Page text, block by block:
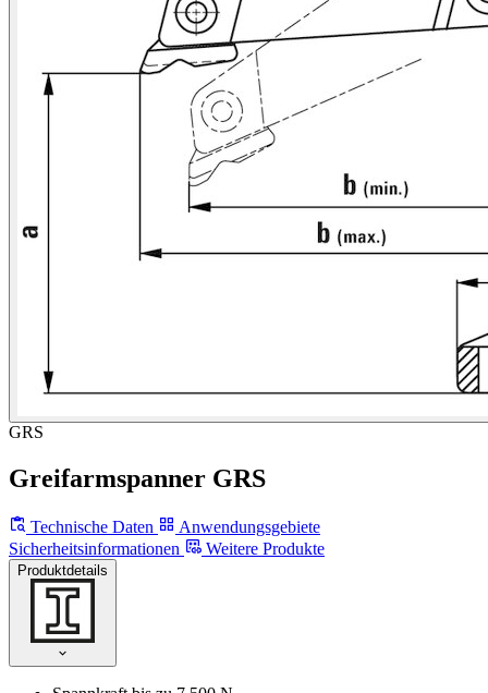
GRS
Greifarmspanner GRS
Technische Daten
Anwendungsgebiete
Sicherheitsinformationen
Weitere Produkte
Produktdetails